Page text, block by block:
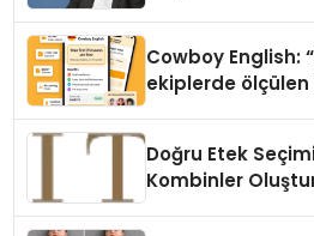
Cowboy English:
ekiplerde
Doğru Etek
Kombinler